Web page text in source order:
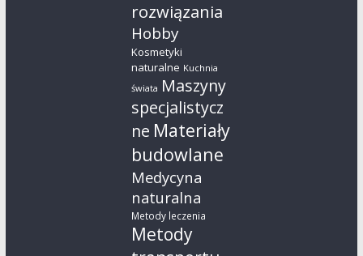
rozwiązania
Hobby
Kosmetyki
naturalne Kuchnia
świata Maszyny
specjalistycz
ne Materiały
budowlane
Medycyna
naturalna
Metody leczenia
Metody